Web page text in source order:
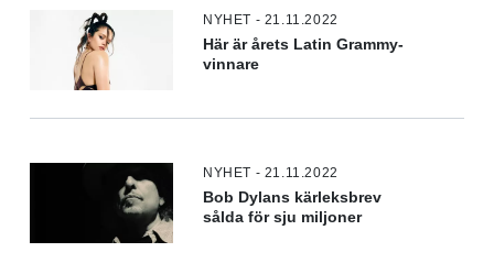
NYHET - 21.11.2022
Här är årets Latin Grammy-
vinnare
NYHET - 21.11.2022
Bob Dylans kärleksbrev
sålda för sju miljoner